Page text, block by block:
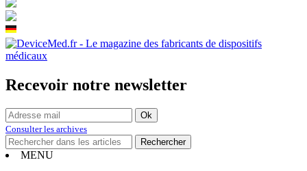
Recevoir notre newsletter
Consulter les archives
MENU